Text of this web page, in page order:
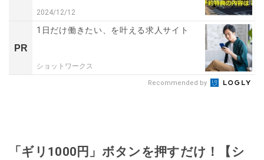
2024/12/12
PR
1日だけ働きたい、を叶える求人サイト
ショットワークス
Recommended by
「ギリ1000円」ボタンを押すだけ！【シ